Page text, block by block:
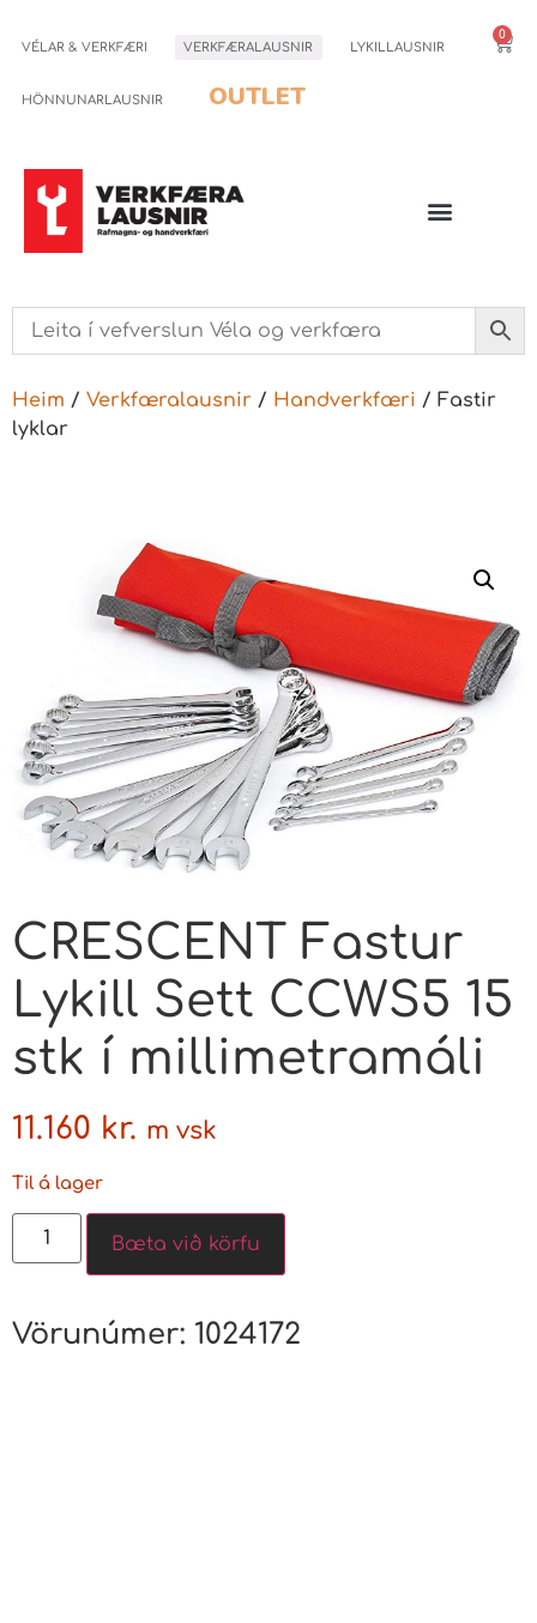
VÉLAR & VERKFÆRI VERKFÆRALAUSNIR LYKILLAUSNIR
HÖNNUNARLAUSNIR OUTLET
0
Heim / Verkfæralausnir / Handverkfæri / Fastir
lyklar
CRESCENT Fastur
Lykill Sett CCWS5 15
stk í millimetramáli
11.160 kr. m vsk
Til á lager
Bæta við körfu
Vörunúmer: 1024172